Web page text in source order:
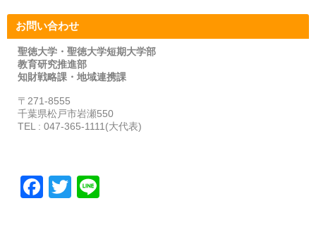
お問い合わせ
聖徳大学・聖徳大学短期大学部
教育研究推進部
知財戦略課・地域連携課
〒271-8555
千葉県松戸市岩瀬550
TEL : 047-365-1111(大代表)
F
T